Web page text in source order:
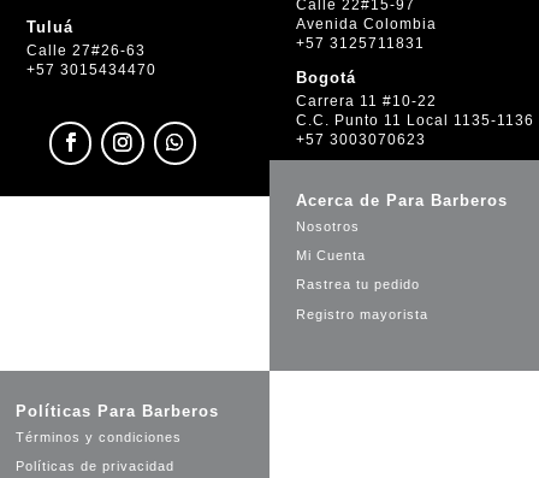
Tuluá
Calle 27#26-63
+57 3015434470
Calle 22#15-97
Avenida Colombia
+57 3125711831
Bogotá
Carrera 11 #10-22
C.C. Punto 11 Local 1135-1136
+57 3003070623
Acerca de Para Barberos
Nosotros
Mi Cuenta
Rastrea tu pedido
Registro mayorista
Políticas Para Barberos
Términos y condiciones
Políticas de privacidad